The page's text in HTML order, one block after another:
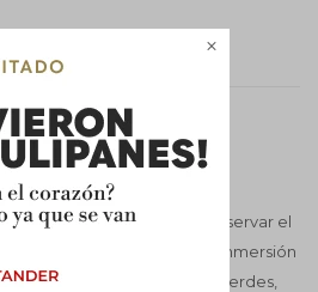

cálido y ventilado.
sin sol directo.
evitando exceso de agua. Observar el
blanquicientas regar en inmersión
que pasan a estar bien verdes,